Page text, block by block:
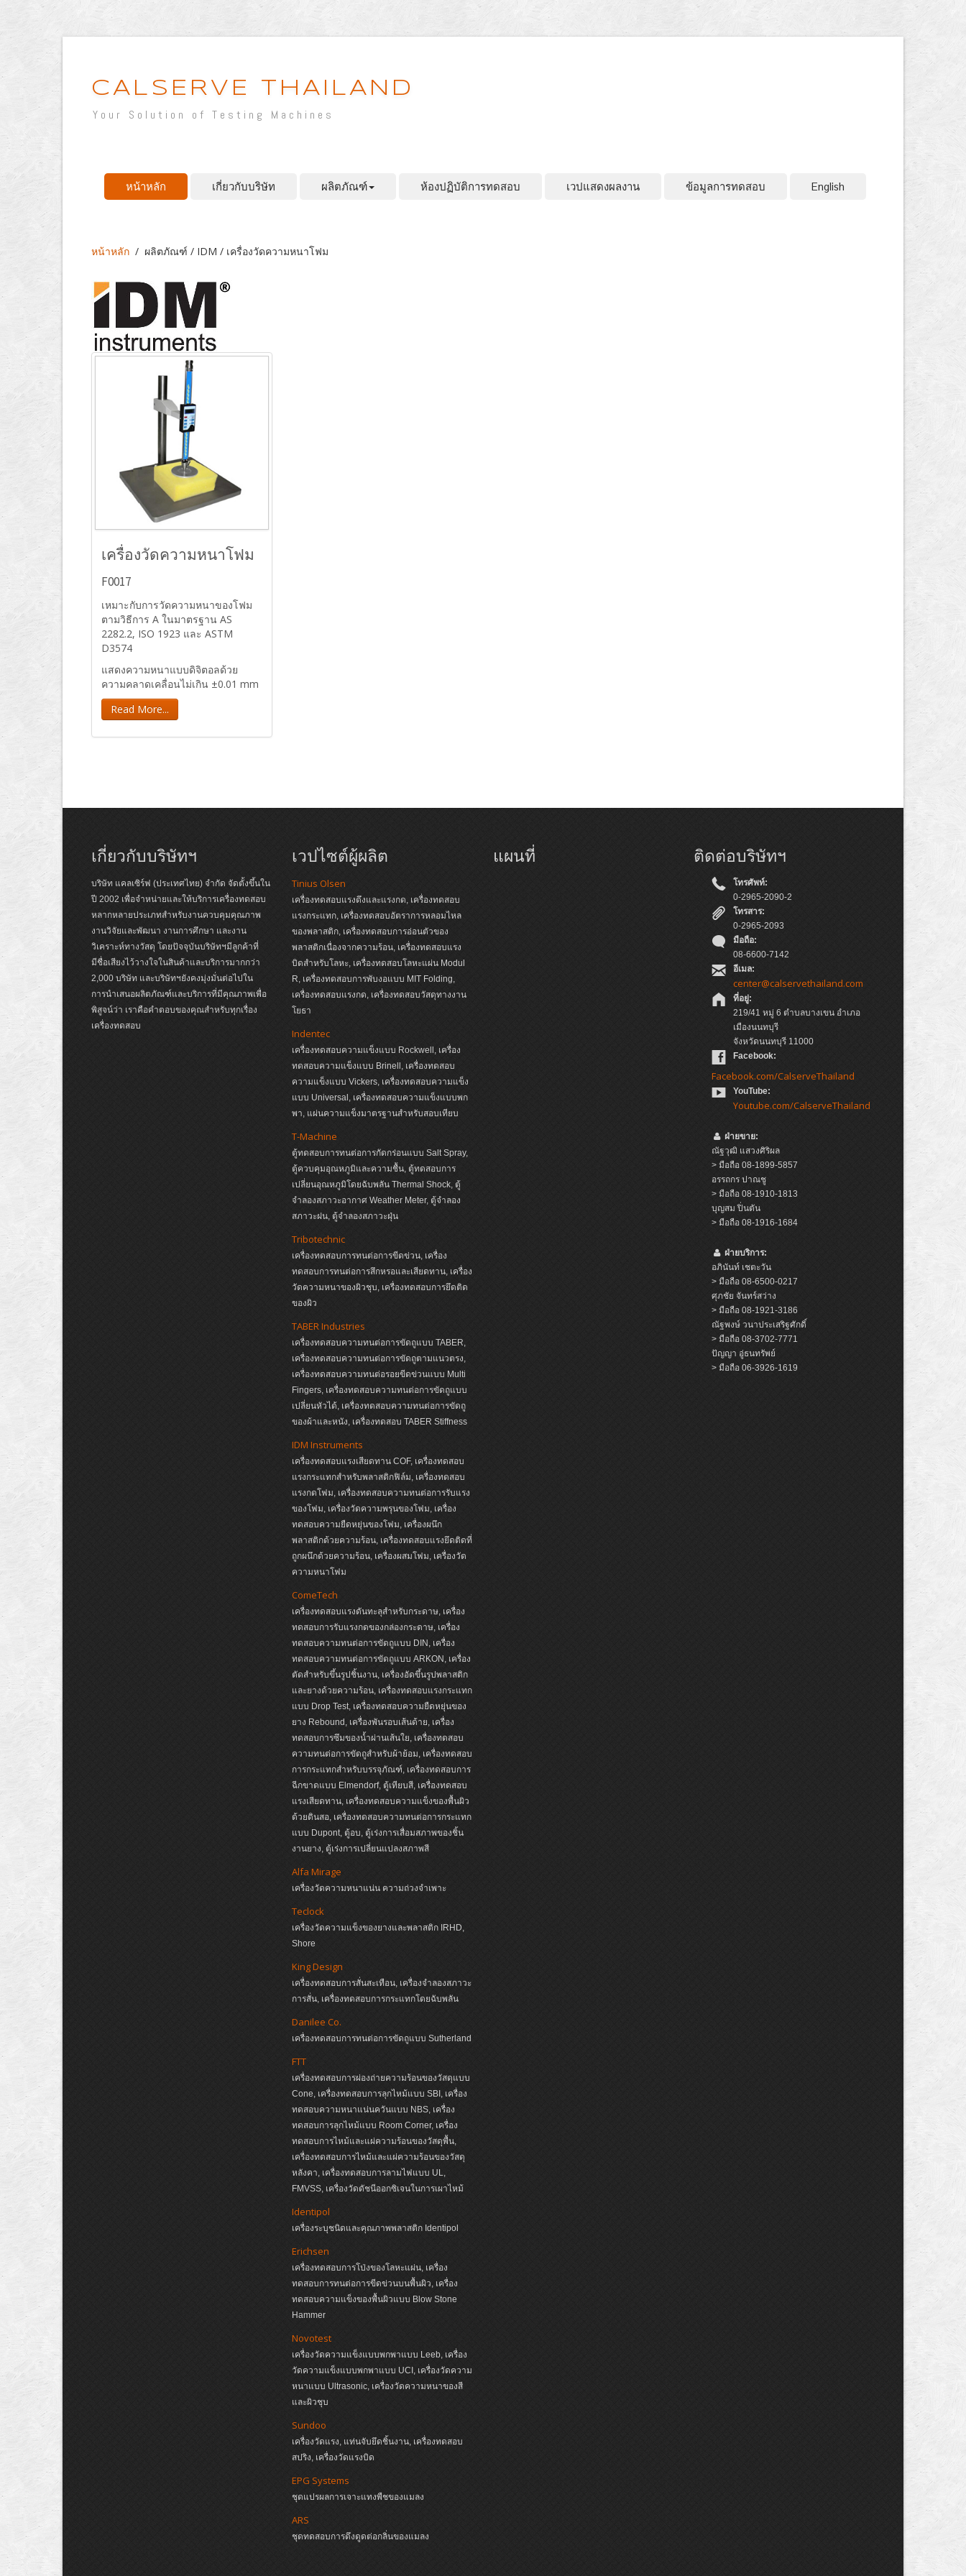
CALSERVE THAILAND
Your Solution of Testing Machines
หน้าหลัก เกี่ยวกับบริษัท ผลิตภัณฑ์ ห้องปฏิบัติการทดสอบ เวปแสดงผลงาน ข้อมูลการทดสอบ English
หน้าหลัก / ผลิตภัณฑ์ / IDM / เครื่องวัดความหนาโฟม
เครื่องวัดความหนาโฟม
F0017
เหมาะกับการวัดความหนาของโฟม
ตามวิธีการ A ในมาตรฐาน AS
2282.2, ISO 1923 และ ASTM
D3574
แสดงความหนาแบบดิจิตอลด้วย
ความคลาดเคลื่อนไม่เกิน ±0.01 mm
Read More...
เกี่ยวกับบริษัทฯ
บริษัท แคลเซิร์ฟ (ประเทศไทย) จำกัด จัดตั้งขึ้นใน
ปี 2002 เพื่อจำหน่ายและให้บริการเครื่องทดสอบ
หลากหลายประเภทสำหรับงานควบคุมคุณภาพ
งานวิจัยและพัฒนา งานการศึกษา และงาน
วิเคราะห์ทางวัสดุ โดยปัจจุบันบริษัทฯมีลูกค้าที่
มีชื่อเสียงไว้วางใจในสินค้าและบริการมากกว่า
2,000 บริษัท และบริษัทฯยังคงมุ่งมั่นต่อไปใน
การนำเสนอผลิตภัณฑ์และบริการที่มีคุณภาพเพื่อ
พิสูจน์ว่า เราคือคำตอบของคุณสำหรับทุกเรื่อง
เครื่องทดสอบ
เวปไซต์ผู้ผลิต
Tinius Olsen
เครื่องทดสอบแรงดึงและแรงกด, เครื่องทดสอบ
แรงกระแทก, เครื่องทดสอบอัตราการหลอมไหล
ของพลาสติก, เครื่องทดสอบการอ่อนตัวของ
พลาสติกเนื่องจากความร้อน, เครื่องทดสอบแรง
บิดสำหรับโลหะ, เครื่องทดสอบโลหะแผ่น Modul
R, เครื่องทดสอบการพับงอแบบ MIT Folding,
เครื่องทดสอบแรงกด, เครื่องทดสอบวัสดุทางงาน
โยธา
Indentec
เครื่องทดสอบความแข็งแบบ Rockwell, เครื่อง
ทดสอบความแข็งแบบ Brinell, เครื่องทดสอบ
ความแข็งแบบ Vickers, เครื่องทดสอบความแข็ง
แบบ Universal, เครื่องทดสอบความแข็งแบบพก
พา, แผ่นความแข็งมาตรฐานสำหรับสอบเทียบ
T-Machine
ตู้ทดสอบการทนต่อการกัดกร่อนแบบ Salt Spray,
ตู้ควบคุมอุณหภูมิและความชื้น, ตู้ทดสอบการ
เปลี่ยนอุณหภูมิโดยฉับพลัน Thermal Shock, ตู้
จำลองสภาวะอากาศ Weather Meter, ตู้จำลอง
สภาวะฝน, ตู้จำลองสภาวะฝุ่น
Tribotechnic
เครื่องทดสอบการทนต่อการขีดข่วน, เครื่อง
ทดสอบการทนต่อการสึกหรอและเสียดทาน, เครื่อง
วัดความหนาของผิวชุบ, เครื่องทดสอบการยึดติด
ของผิว
TABER Industries
เครื่องทดสอบความทนต่อการขัดถูแบบ TABER,
เครื่องทดสอบความทนต่อการขัดถูตามแนวตรง,
เครื่องทดสอบความทนต่อรอยขีดข่วนแบบ Multi
Fingers, เครื่องทดสอบความทนต่อการขัดถูแบบ
เปลี่ยนหัวได้, เครื่องทดสอบความทนต่อการขัดถู
ของผ้าและหนัง, เครื่องทดสอบ TABER Stiffness
IDM Instruments
เครื่องทดสอบแรงเสียดทาน COF, เครื่องทดสอบ
แรงกระแทกสำหรับพลาสติกฟิล์ม, เครื่องทดสอบ
แรงกดโฟม, เครื่องทดสอบความทนต่อการรับแรง
ของโฟม, เครื่องวัดความพรุนของโฟม, เครื่อง
ทดสอบความยืดหยุ่นของโฟม, เครื่องผนึก
พลาสติกด้วยความร้อน, เครื่องทดสอบแรงยึดติดที่
ถูกผนึกด้วยความร้อน, เครื่องผสมโฟม, เครื่องวัด
ความหนาโฟม
ComeTech
เครื่องทดสอบแรงดันทะลุสำหรับกระดาษ, เครื่อง
ทดสอบการรับแรงกดของกล่องกระดาษ, เครื่อง
ทดสอบความทนต่อการขัดถูแบบ DIN, เครื่อง
ทดสอบความทนต่อการขัดถูแบบ ARKON, เครื่อง
ตัดสำหรับขึ้นรูปชิ้นงาน, เครื่องอัดขึ้นรูปพลาสติก
และยางด้วยความร้อน, เครื่องทดสอบแรงกระแทก
แบบ Drop Test, เครื่องทดสอบความยืดหยุ่นของ
ยาง Rebound, เครื่องพันรอบเส้นด้าย, เครื่อง
ทดสอบการซึมของน้ำผ่านเส้นใย, เครื่องทดสอบ
ความทนต่อการขัดถูสำหรับผ้าย้อม, เครื่องทดสอบ
การกระแทกสำหรับบรรจุภัณฑ์, เครื่องทดสอบการ
ฉีกขาดแบบ Elmendorf, ตู้เทียบสี, เครื่องทดสอบ
แรงเสียดทาน, เครื่องทดสอบความแข็งของพื้นผิว
ด้วยดินสอ, เครื่องทดสอบความทนต่อการกระแทก
แบบ Dupont, ตู้อบ, ตู้เร่งการเสื่อมสภาพของชิ้น
งานยาง, ตู้เร่งการเปลี่ยนแปลงสภาพสี
Alfa Mirage
เครื่องวัดความหนาแน่น ความถ่วงจำเพาะ
Teclock
เครื่องวัดความแข็งของยางและพลาสติก IRHD,
Shore
King Design
เครื่องทดสอบการสั่นสะเทือน, เครื่องจำลองสภาวะ
การสั่น, เครื่องทดสอบการกระแทกโดยฉับพลัน
Danilee Co.
เครื่องทดสอบการทนต่อการขัดถูแบบ Sutherland
FTT
เครื่องทดสอบการผ่องถ่ายความร้อนของวัสดุแบบ
Cone, เครื่องทดสอบการลุกไหม้แบบ SBI, เครื่อง
ทดสอบความหนาแน่นควันแบบ NBS, เครื่อง
ทดสอบการลุกไหม้แบบ Room Corner, เครื่อง
ทดสอบการไหม้และแผ่ความร้อนของวัสดุพื้น,
เครื่องทดสอบการไหม้และแผ่ความร้อนของวัสดุ
หลังคา, เครื่องทดสอบการลามไฟแบบ UL,
FMVSS, เครื่องวัดดัชนีออกซิเจนในการเผาไหม้
Identipol
เครื่องระบุชนิดและคุณภาพพลาสติก Identipol
Erichsen
เครื่องทดสอบการโป่งของโลหะแผ่น, เครื่อง
ทดสอบการทนต่อการขีดข่วนบนพื้นผิว, เครื่อง
ทดสอบความแข็งของพื้นผิวแบบ Blow Stone
Hammer
Novotest
เครื่องวัดความแข็งแบบพกพาแบบ Leeb, เครื่อง
วัดความแข็งแบบพกพาแบบ UCI, เครื่องวัดความ
หนาแบบ Ultrasonic, เครื่องวัดความหนาของสี
และผิวชุบ
Sundoo
เครื่องวัดแรง, แท่นจับยึดชิ้นงาน, เครื่องทดสอบ
สปริง, เครื่องวัดแรงบิด
EPG Systems
ชุดแปรผลการเจาะแทงพืชของแมลง
ARS
ชุดทดสอบการดึงดูดต่อกลิ่นของแมลง
แผนที่ ติดต่อบริษัทฯ
โทรศัพท์:
0-2965-2090-2
โทรสาร:
0-2965-2093
มือถือ:
08-6600-7142
อีเมล:
center@calservethailand.com
ที่อยู่:
219/41 หมู่ 6 ตำบลบางเขน อำเภอ
เมืองนนทบุรี
จังหวัดนนทบุรี 11000
Facebook:
Facebook.com/CalserveThailand
YouTube:
Youtube.com/CalserveThailand
ฝ่ายขาย:
ณัฐวุฒิ แสวงศิริผล
> มือถือ 08-1899-5857
อรรถกร ปาณชู
> มือถือ 08-1910-1813
บุญสม ปิ่นตัน
> มือถือ 08-1916-1684
ฝ่ายบริการ:
อภินันท์ เชตะวัน
> มือถือ 08-6500-0217
ศุภชัย จันทร์สว่าง
> มือถือ 08-1921-3186
ณัฐพงษ์ วนาประเสริฐศักดิ์
> มือถือ 08-3702-7771
ปัญญา อู่ธนทรัพย์
> มือถือ 06-3926-1619